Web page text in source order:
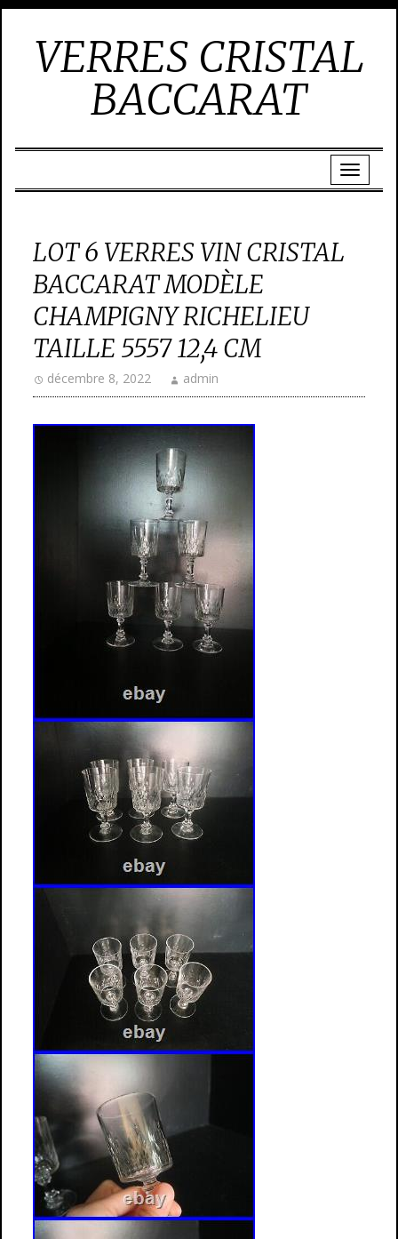
VERRES CRISTAL
BACCARAT
LOT 6 VERRES VIN CRISTAL
BACCARAT MODÈLE
CHAMPIGNY RICHELIEU
TAILLE 5557 12,4 CM
décembre 8, 2022 admin